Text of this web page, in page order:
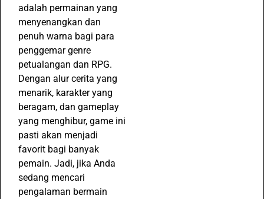
adalah permainan yang
menyenangkan dan
penuh warna bagi para
penggemar genre
petualangan dan RPG.
Dengan alur cerita yang
menarik, karakter yang
beragam, dan gameplay
yang menghibur, game ini
pasti akan menjadi
favorit bagi banyak
pemain. Jadi, jika Anda
sedang mencari
pengalaman bermain